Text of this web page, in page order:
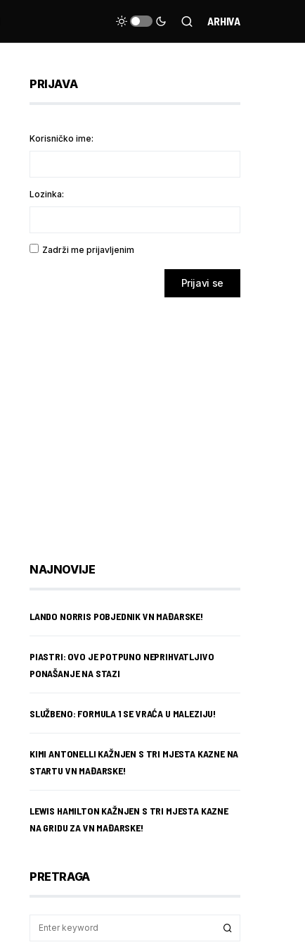
ARHIVA
PRIJAVA
Korisničko ime:
Lozinka:
Zadrži me prijavljenim
Prijavi se
NAJNOVIJE
LANDO NORRIS POBJEDNIK VN MAĐARSKE!
PIASTRI: OVO JE POTPUNO NEPRIHVATLJIVO
PONAŠANJE NA STAZI
SLUŽBENO: FORMULA 1 SE VRAĆA U MALEZIJU!
KIMI ANTONELLI KAŽNJEN S TRI MJESTA KAZNE NA
STARTU VN MAĐARSKE!
LEWIS HAMILTON KAŽNJEN S TRI MJESTA KAZNE
NA GRIDU ZA VN MAĐARSKE!
PRETRAGA